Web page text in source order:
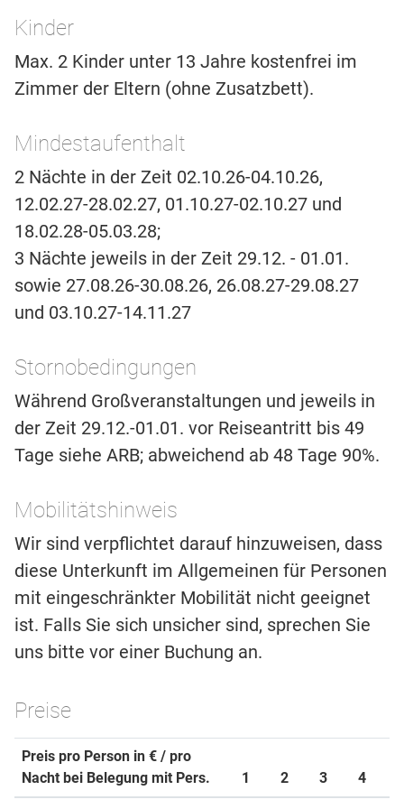
Kinder
Max. 2 Kinder unter 13 Jahre kostenfrei im
Zimmer der Eltern (ohne Zusatzbett).
Mindestaufenthalt
2 Nächte in der Zeit 02.10.26-04.10.26,
12.02.27-28.02.27, 01.10.27-02.10.27 und
18.02.28-05.03.28;
3 Nächte jeweils in der Zeit 29.12. - 01.01.
sowie 27.08.26-30.08.26, 26.08.27-29.08.27
und 03.10.27-14.11.27
Stornobedingungen
Während Großveranstaltungen und jeweils in
der Zeit 29.12.-01.01. vor Reiseantritt bis 49
Tage siehe ARB; abweichend ab 48 Tage 90%.
Mobilitätshinweis
Wir sind verpflichtet darauf hinzuweisen, dass
diese Unterkunft im Allgemeinen für Personen
mit eingeschränkter Mobilität nicht geeignet
ist. Falls Sie sich unsicher sind, sprechen Sie
uns bitte vor einer Buchung an.
Preise
Preis pro Person in € / pro
Nacht bei Belegung mit Pers.
1 2 3 4